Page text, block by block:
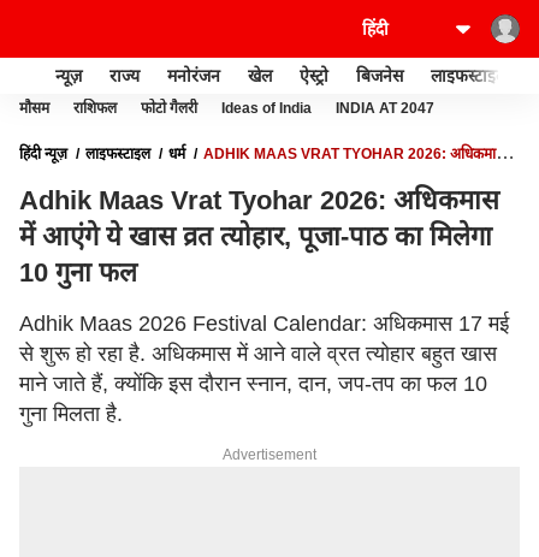
न्यूज़ राज्य मनोरंजन खेल ऐस्ट्रो बिजनेस लाइफस्टाइल
मौसम राशिफल फोटो गैलरी Ideas of India INDIA AT 2047
हिंदी न्यूज़ लाइफस्टाइल धर्म
ADHIK MAAS VRAT TYOHAR 2026: अधिकमास में
Adhik Maas Vrat Tyohar 2026: अधिकमास
में आएंगे ये खास व्रत त्योहार, पूजा-पाठ का मिलेगा
10 गुना फल
Adhik Maas 2026 Festival Calendar: अधिकमास 17 मई
से शुरू हो रहा है. अधिकमास में आने वाले व्रत त्योहार बहुत खास
माने जाते हैं, क्योंकि इस दौरान स्नान, दान, जप-तप का फल 10
गुना मिलता है.
Advertisement